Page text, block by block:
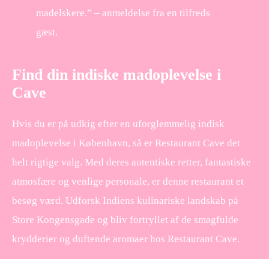
madelskere.” – anmeldelse fra en tilfreds
gæst.
Find din indiske madoplevelse i
Cave
Hvis du er på udkig efter en uforglemmelig indisk
madoplevelse i København, så er Restaurant Cave det
helt rigtige valg. Med deres autentiske retter, fantastiske
atmosfære og venlige personale, er denne restaurant et
besøg værd. Udforsk Indiens kulinariske landskab på
Store Kongensgade og bliv fortryllet af de smagfulde
krydderier og duftende aromaer hos Restaurant Cave.